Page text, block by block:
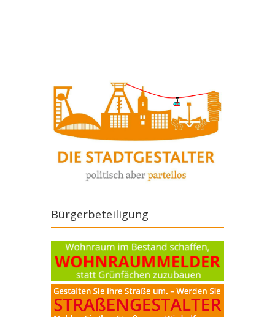
Bürgerbeteiligung